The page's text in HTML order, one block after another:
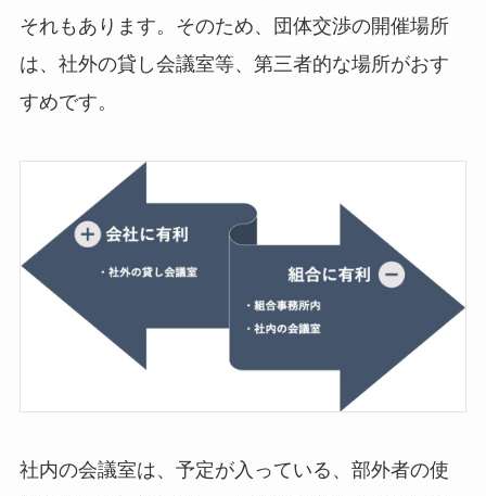
それもあります。そのため、団体交渉の開催場所
は、社外の貸し会議室等、第三者的な場所がおす
すめです。
社内の会議室は、予定が入っている、部外者の使